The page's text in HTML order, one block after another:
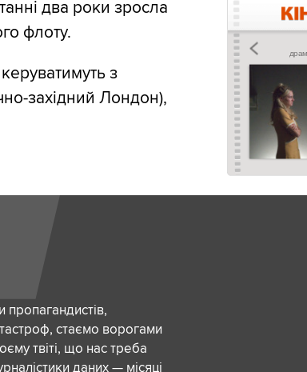
два роки зросла
флоту.
з
західний Лондон),
стаємо ворогами
твіті, що нас треба
даних — місяці